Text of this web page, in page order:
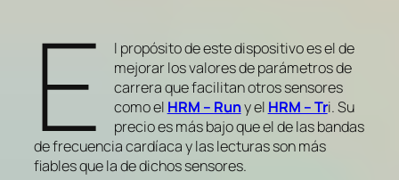
E
l propósito de este dispositivo es el de
mejorar los valores de parámetros de
carrera que facilitan otros sensores
como el HRM – Runy el HRM – Tri. Su
precio es más bajo que el de las bandas
de frecuencia cardíaca y las lecturas son más
fiables que la de dichos sensores.